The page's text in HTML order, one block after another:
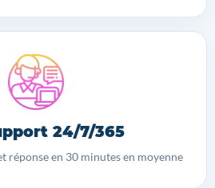
24/7/365
réponse en 30 minutes en moyenne